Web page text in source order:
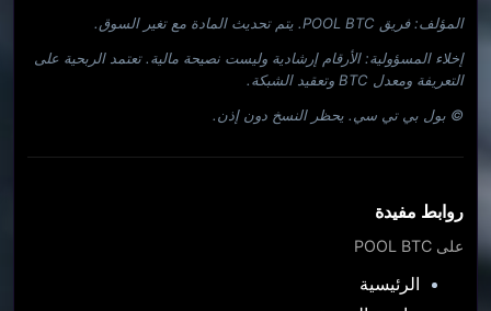
المؤلف: فريق POOL BTC. يتم تحديث المادة مع تغير السوق.
إخلاء المسؤولية: الأرقام إرشادية وليست نصيحة مالية. تعتمد الربحية على
التعريفة ومعدل BTC وتعقيد الشبكة.
© بول بي تي سي. يحظر النسخ دون إذن.
روابط مفيدة
على POOL BTC
الرئيسية